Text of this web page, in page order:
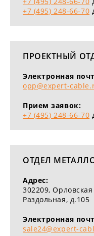
+7 (495) 248-66-70
ПРОЕКТНЫЙ
Электронная
opp@expert-
Прием заявок:
+7 (495) 248-66-70
ОТДЕЛ
Адрес:
302209,
Раздольная, д.105
Электронная
sale24@expert-